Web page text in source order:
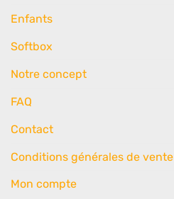
Enfants
Softbox
Notre concept
FAQ
Contact
Conditions générales de vente
Mon compte